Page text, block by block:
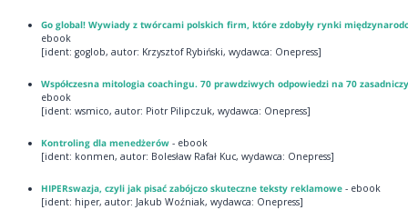
Go global! Wywiady z twórcami polskich firm, które zdobyły rynki
ebook
[ident: goglob, autor: Krzysztof Rybiński, wydawca: Onepress]
Współczesna mitologia coachingu. 70 prawdziwych odpowiedzi na 70
ebook
[ident: wsmico, autor: Piotr Pilipczuk, wydawca: Onepress]
Kontroling dla menedżerów - ebook
[ident: konmen, autor: Bolesław Rafał Kuc, wydawca: Onepress]
HIPERswazja, czyli jak pisać zabójczo skuteczne teksty reklamowe - ebook
[ident: hiper, autor: Jakub Woźniak, wydawca: Onepress]